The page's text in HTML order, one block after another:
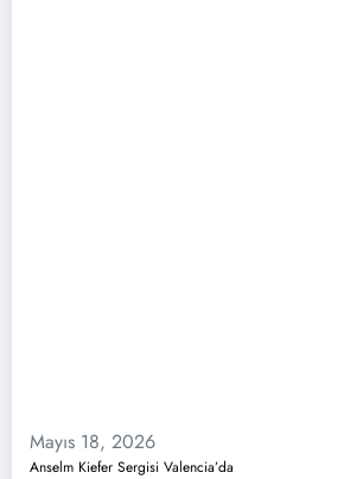
Mayıs 18, 2026
Anselm Kiefer Sergisi Valencia’da